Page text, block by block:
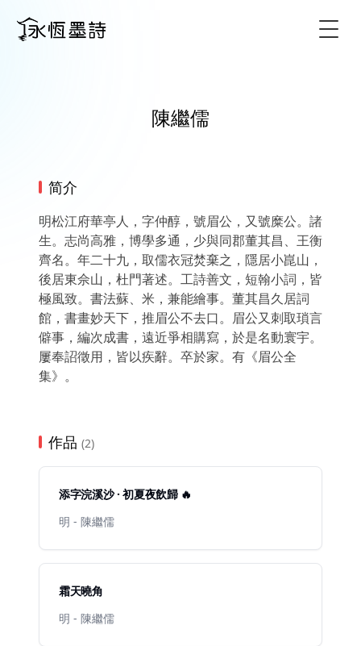
陳繼儒
简介
明松江府華亭人，字仲醇，號眉公，又號糜公。諸
生。志尚高雅，博學多通，少與同郡董其昌、王衡
齊名。年二十九，取儒衣冠焚棄之，隱居小崑山，
後居東佘山，杜門著述。工詩善文，短翰小詞，皆
極風致。書法蘇、米，兼能繪事。董其昌久居詞
館，書畫妙天下，推眉公不去口。眉公又刺取瑣言
僻事，編次成書，遠近爭相購寫，於是名動寰宇。
屢奉詔徵用，皆以疾辭。卒於家。有《眉公全
集》。
作品 (2)
添字浣溪沙 · 初夏夜飲歸 🔥
明 - 陳繼儒
霜天曉角
明 - 陳繼儒